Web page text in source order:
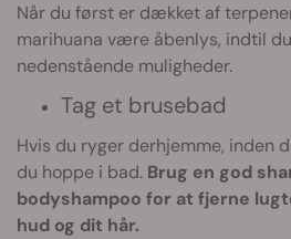
Når du først er dækket af
marihuana være åbenlys, indtil
nedenstående muligheder.
Tag et brusebad
Hvis du ryger derhjemme, inden
du hoppe i bad. Brug en god
bodyshampoo for at fjerne
hud og dit hår.